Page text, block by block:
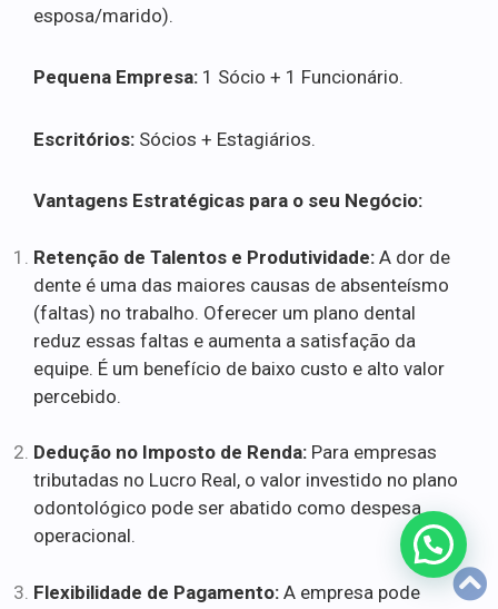
esposa/marido).
Pequena Empresa: 1 Sócio + 1 Funcionário.
Escritórios: Sócios + Estagiários.
Vantagens Estratégicas para o seu Negócio:
Retenção de Talentos e Produtividade: A dor de
dente é uma das maiores causas de absenteísmo
(faltas) no trabalho. Oferecer um plano dental
reduz essas faltas e aumenta a satisfação da
equipe. É um benefício de baixo custo e alto valor
percebido.
Dedução no Imposto de Renda: Para empresas
tributadas no Lucro Real, o valor investido no plano
odontológico pode ser abatido como despesa
operacional.
Flexibilidade de Pagamento: A empresa pode